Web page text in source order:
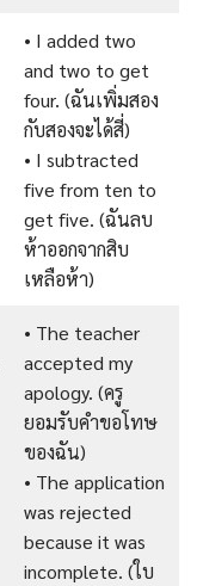
• I added two
and two to get
four. (ฉันเพิ่มสอง
กับสองจะได้สี่)
• I subtracted
five from ten to
get five. (ฉันลบ
ห้าออกจากสิบ
เหลือห้า)
• The teacher
accepted my
apology. (ครู
ยอมรับคำขอโทษ
ของฉัน)
• The application
was rejected
because it was
incomplete. (ใบ